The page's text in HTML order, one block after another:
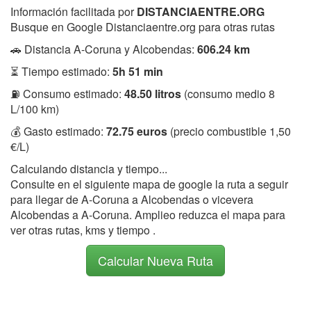
Información facilitada porDISTANCIAENTRE.ORG
Busque en Google Distanciaentre.org para otras rutas
🚗 Distancia A-Coruna y Alcobendas: 606.24 km
⏳ Tiempo estimado: 5h 51 min
⛽ Consumo estimado: 48.50 litros (consumo medio 8
L/100 km)
💰 Gasto estimado: 72.75 euros (precio combustible 1,50
€/L)
Calculando distancia y tiempo...
Consulte en el siguiente mapa de google la ruta a seguir
para llegar de A-Coruna a Alcobendas o vicevera
Alcobendas a A-Coruna. Amplieo reduzca el mapa para
ver otras rutas, kms y tiempo .
Calcular Nueva Ruta